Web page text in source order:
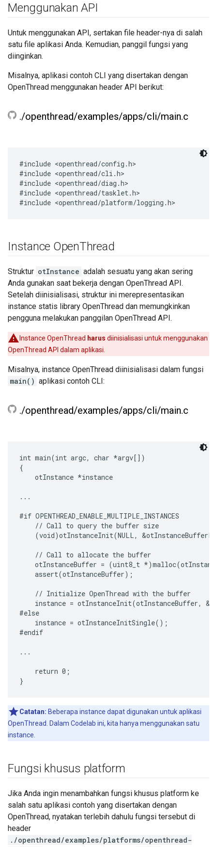
Menggunakan API
Untuk menggunakan API, sertakan file header-nya di salah
satu file aplikasi Anda. Kemudian, panggil fungsi yang
diinginkan.
Misalnya, aplikasi contoh CLI yang disertakan dengan
OpenThread menggunakan header API berikut:
./openthread/examples/apps/cli/main.c
#include <openthread/config.h>
#include <openthread/cli.h>
#include <openthread/diag.h>
#include <openthread/tasklet.h>
Instance OpenThread
Struktur otInstance adalah sesuatu yang akan sering
Anda gunakan saat bekerja dengan OpenThread API.
Setelah diinisialisasi, struktur ini merepresentasikan
instance statis library OpenThread dan memungkinkan
pengguna melakukan panggilan OpenThread API.
Instance OpenThread harus diinisialisasi untuk menggunakan
OpenThread API dalam aplikasi.
Misalnya, instance OpenThread diinisialisasi dalam fungsi
main() aplikasi contoh CLI:
./openthread/examples/apps/cli/main.c
int main(int argc, char *argv[])
{
    otInstance *instance
...
#if OPENTHREAD_ENABLE_MULTIPLE_INSTANCES
    // Call to query the buffer size
(void)otInstanceInit(NULL,
    // Call to allocate the buffer
otInstanceBuffer = (uint8_t
    assert(otInstanceBuffer);
    // Initialize OpenThread with the buffer
instance = otInstanceInit(otInstanceBuffer,
#else
    instance = otInstanceInitSingle();
#endif
...
    return 0;
Catatan: Beberapa instance dapat digunakan untuk aplikasi
OpenThread. Dalam Codelab ini, kita hanya menggunakan satu
instance.
Fungsi khusus platform
Jika Anda ingin menambahkan fungsi khusus platform ke
salah satu aplikasi contoh yang disertakan dengan
OpenThread, nyatakan terlebih dahulu fungsi tersebut di
header
./openthread/examples/platforms/openthread-